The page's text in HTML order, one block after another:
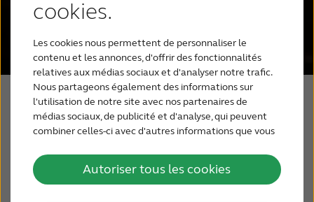
cookies.
Les cookies nous permettent de personnaliser le
contenu et les annonces, d'offrir des fonctionnalités
relatives aux médias sociaux et d'analyser notre trafic.
Nous partageons également des informations sur
l'utilisation de notre site avec nos partenaires de
médias sociaux, de publicité et d'analyse, qui peuvent
combiner celles-ci avec d'autres informations que vous
utilisation de leurs services.
Autoriser tous les cookies
Perte auditive
Support & Assistance
BLOG
POUR LES PROFESSIONNELS
ReSound Nexia
Une ère